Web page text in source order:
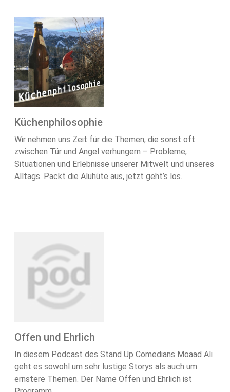
Küchenphilosophie
Wir nehmen uns Zeit für die Themen, die sonst oft
zwischen Tür und Angel verhungern – Probleme,
Situationen und Erlebnisse unserer Mitwelt und unseres
Alltags. Packt die Aluhüte aus, jetzt geht’s los.
Offen und Ehrlich
In diesem Podcast des Stand Up Comedians Moaad Ali
geht es sowohl um sehr lustige Storys als auch um
ernstere Themen. Der Name Offen und Ehrlich ist